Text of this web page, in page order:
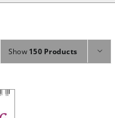
Show 150 Products